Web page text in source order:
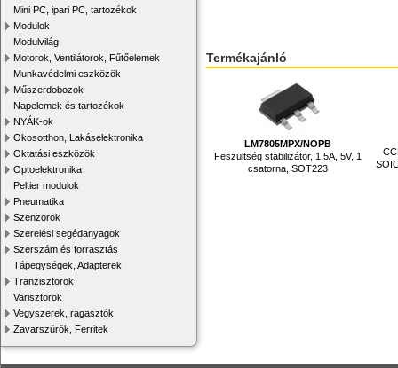
Mini PC, ipari PC, tartozékok
Modulok
Modulvilág
Motorok, Ventilátorok, Fűtőelemek
Munkavédelmi eszközök
Műszerdobozok
Napelemek és tartozékok
NYÁK-ok
Okosotthon, Lakáselektronika
Oktatási eszközök
Optoelektronika
Peltier modulok
Pneumatika
Szenzorok
Szerelési segédanyagok
Szerszám és forrasztás
Tápegységek, Adapterek
Tranzisztorok
Varisztorok
Vegyszerek, ragasztók
Zavarszűrők, Ferritek
Termékajánló
LM7805MPX/NOPB
Feszültség stabilizátor, 1.5A, 5V, 1
csatorna, SOT223